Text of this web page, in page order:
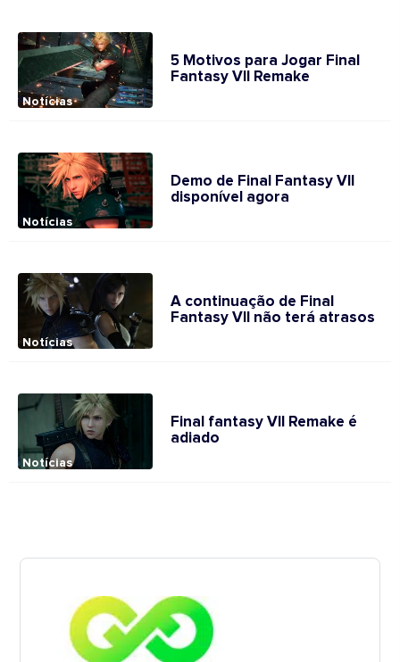
Notícias
5 Motivos para Jogar Final
Fantasy VII Remake
Notícias
Demo de Final Fantasy VII
disponível agora
Notícias
A continuação de Final
Fantasy VII não terá atrasos
Notícias
Final fantasy VII Remake é
adiado